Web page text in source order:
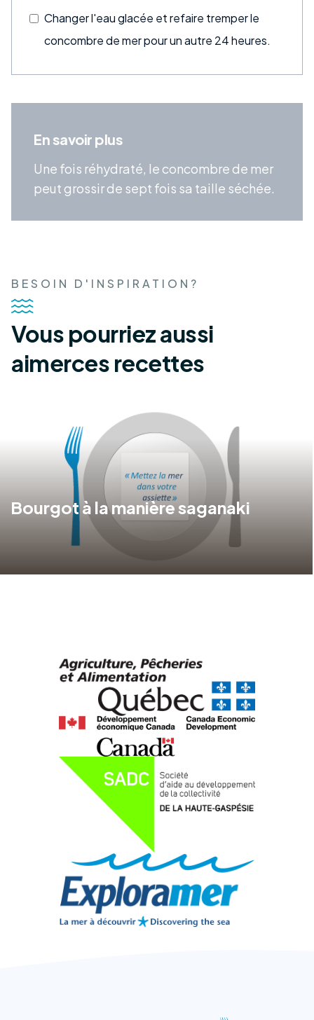
Changer l'eau glacée et refaire tremper le
concombre de mer pour un autre 24 heures.
En savoir plus
Une fois réhydraté, le concombre de mer
peut grossir de sept fois sa taille séchée.
BESOIN D'INSPIRATION?
Vous pourriez aussi
aimerces recettes
Bourgot à la manière saganaki